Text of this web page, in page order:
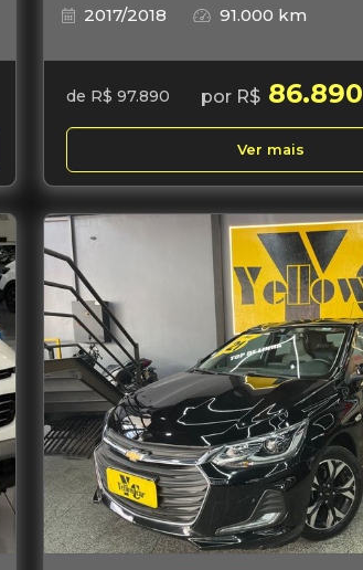
2017/2018
91.000 km
de R$ 97.890 por R$ 86.890
Ver mais